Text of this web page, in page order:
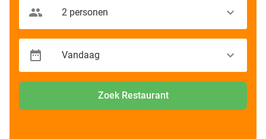
Zoek Restaurant